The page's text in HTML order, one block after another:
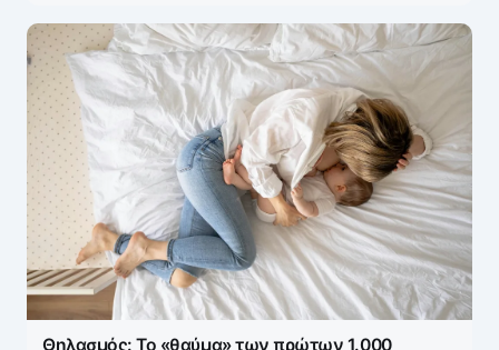
Θηλασμός: Το «θαύμα» των πρώτων 1.000